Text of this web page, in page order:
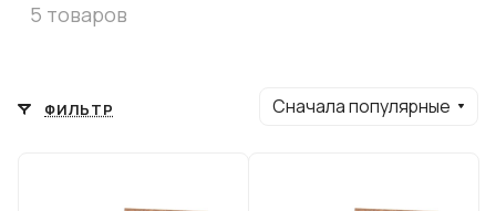
5 товаров
ФИЛЬТР Сначала популярные